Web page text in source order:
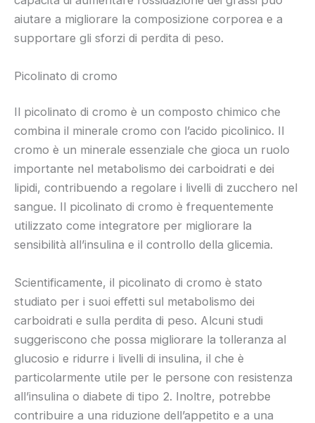
aiutare a migliorare la composizione corporea e a
supportare gli sforzi di perdita di peso.
Picolinato di cromo
Il picolinato di cromo è un composto chimico che
combina il minerale cromo con l’acido picolinico. Il
cromo è un minerale essenziale che gioca un ruolo
importante nel metabolismo dei carboidrati e dei
lipidi, contribuendo a regolare i livelli di zucchero nel
sangue. Il picolinato di cromo è frequentemente
utilizzato come integratore per migliorare la
sensibilità all’insulina e il controllo della glicemia.
Scientificamente, il picolinato di cromo è stato
studiato per i suoi effetti sul metabolismo dei
carboidrati e sulla perdita di peso. Alcuni studi
suggeriscono che possa migliorare la tolleranza al
glucosio e ridurre i livelli di insulina, il che è
particolarmente utile per le persone con resistenza
all’insulina o diabete di tipo 2. Inoltre, potrebbe
contribuire a una riduzione dell’appetito e a una